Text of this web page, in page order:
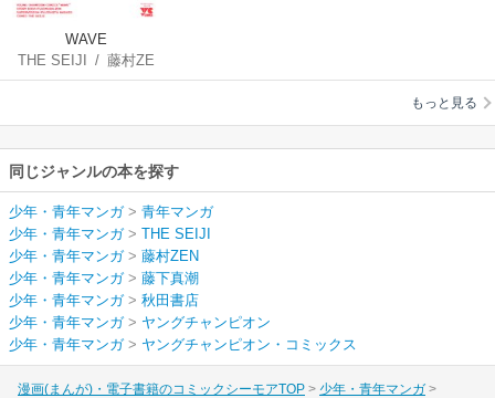
WAVE
THE SEIJI
/ 藤村ZE
N/藤下真潮
もっと見る
同じジャンルの本を探す
少年・青年マンガ> 青年マンガ
少年・青年マンガ> THE SEIJI
少年・青年マンガ> 藤村ZEN
少年・青年マンガ> 藤下真潮
少年・青年マンガ> 秋田書店
少年・青年マンガ> ヤングチャンピオン
少年・青年マンガ> ヤングチャンピオン・コミックス
漫画(まんが)・電子書籍のコミックシーモアTOP
少年・青年マンガ